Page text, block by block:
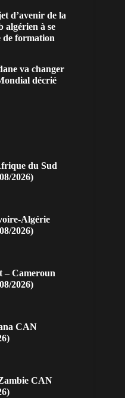
d’avenir de la
algérien à se
de formation
va changer
décrié
du Sud
2026)
Algérie
2026)
– Cameroun
2026)
CAN
CAN